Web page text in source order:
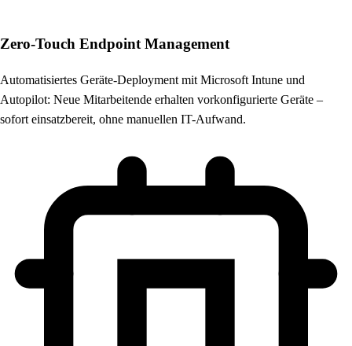
Zero-Touch Endpoint Management
Automatisiertes Geräte-Deployment mit Microsoft Intune und
Autopilot: Neue Mitarbeitende erhalten vorkonfigurierte Geräte –
sofort einsatzbereit, ohne manuellen IT-Aufwand.